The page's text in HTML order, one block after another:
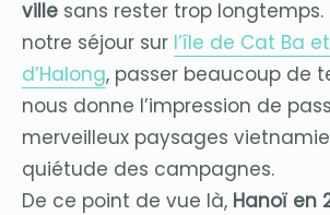
ville sans rester trop longtemps.
notre séjour sur l’île de Cat Ba
d’Halong, passer beaucoup de
nous donne l’impression de
merveilleux paysages
quiétude des campagnes.
De ce point de vue là, Hanoï en